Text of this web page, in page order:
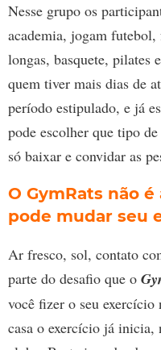
Nesse grupo os
academia, jogam
longas, basquete, pilates
quem tiver mais dias de
período estipulado, e já
pode escolher que tipo
só baixar e convidar as
O GymRats não
pode mudar seu
Ar fresco, sol, contato
parte do desafio que o
você fizer o seu exercício
casa o exercício já inicia,